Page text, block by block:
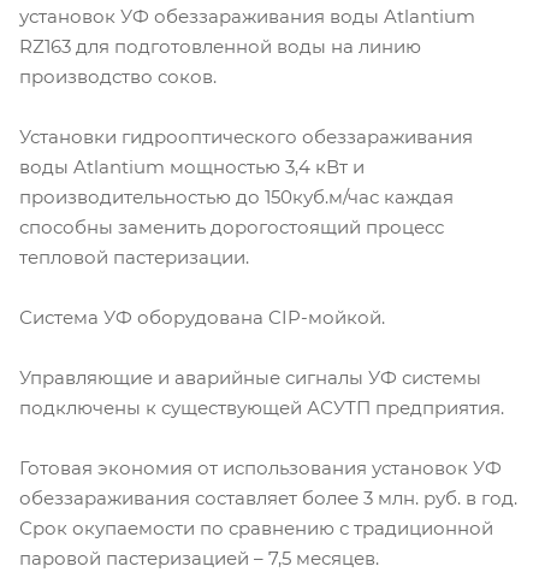
установок УФ обеззараживания воды Atlantium
RZ163 для подготовленной воды на линию
производство соков.
Установки гидрооптического обеззараживания
воды Atlantium мощностью 3,4 кВт и
производительностью до 150куб.м/час каждая
способны заменить дорогостоящий процесс
тепловой пастеризации.
Система УФ оборудована CIP-мойкой.
Управляющие и аварийные сигналы УФ системы
подключены к существующей АСУТП предприятия.
Готовая экономия от использования установок УФ
обеззараживания составляет более 3 млн. руб. в год.
Срок окупаемости по сравнению с традиционной
паровой пастеризацией – 7,5 месяцев.